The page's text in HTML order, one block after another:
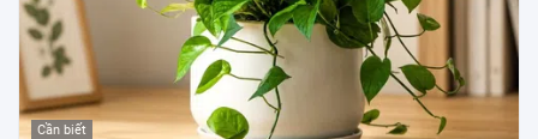
Cần biết